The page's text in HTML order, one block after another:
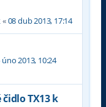
«08 dub 2013, 17:14
úno 2013, 10:24
TX13 k